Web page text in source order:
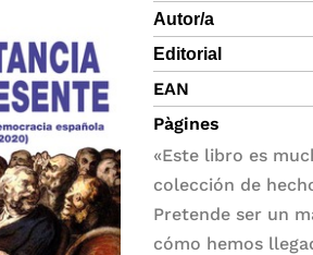
Autor/a
Editorial
EAN
Pàgines
«Este libro es
colección de
Pretende ser un
cómo hemos